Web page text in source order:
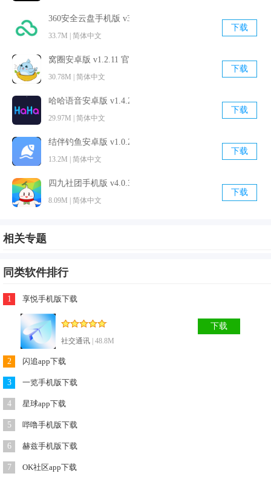
软件优势
聊天语音交友，尊享下单等定制服务，全
2.专业的游戏陪玩社区，软件提供王者荣耀、和平精英、绝地
求生、英雄联盟等游戏陪玩服务，各种萌妹、御姐、高分大神
尽在此，享受愉快游戏体验。
3.只有你想不到的，没有找不到的，这里陪玩的水平普遍都挺
高的。
4.大家也可以进入到这个聊天系统中使用语音或者视频的方式
去交友；
5.这里的各类服务都很多，而且不同的服务让用户享受的特色
服务也更精准，用户针对不同的服务了解更加的便捷，享受到
的各种特色也是超级的全面哟；
让你们能快速开聊。
360安全云盘手机版 v3.0.0 官方最新版
33.7M | 简体中文
下载
窝圈安卓版 v1.2.11 官方最新版
30.78M | 简体中文
下载
哈哈语音安卓版 v1.4.2 最新免费版
29.97M | 简体中文
下载
结伴钓鱼安卓版 v1.0.2 最新官方版
13.2M | 简体中文
下载
四九社团手机版 v4.0.3 官方最新版
8.09M | 简体中文
下载
相关专题
同类软件排行
1 享悦手机版下载
社交通讯 | 48.8M
下载
2 闪追app下载
3 一览手机版下载
4 星球app下载
5 哔噜手机版下载
6 赫兹手机版下载
7 OK社区app下载